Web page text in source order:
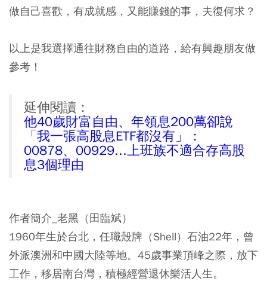
做自己喜歡，有成就感，又能賺錢的事，夫復何求？
以上是我選擇通往財務自由的道路，給有興趣朋友做
參考！
延伸閱讀：
他40歲財富自由、年領息200萬卻說
「我一張高股息ETF都沒有」：
00878、00929...上班族不適合存高股
息3個理由
作者簡介_老黑（田臨斌）
1960年生於台北，任職殼牌（Shell）石油22年，曾
外派澳洲和中國大陸等地。45歲事業頂峰之際，放下
工作，移居南台灣，積極經營退休樂活人生。